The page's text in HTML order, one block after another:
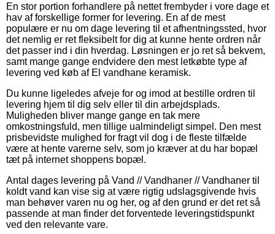
En stor portion forhandlere på nettet frembyder i vore dage et
hav af forskellige former for levering. En af de mest
populære er nu om dage levering til et afhentningssted, hvor
det nemlig er ret fleksibelt for dig at kunne hente ordren når
det passer ind i din hverdag. Løsningen er jo ret så bekvem,
samt mange gange endvidere den mest letkøbte type af
levering ved køb af El vandhane keramisk.
Du kunne ligeledes afveje for og imod at bestille ordren til
levering hjem til dig selv eller til din arbejdsplads.
Muligheden bliver mange gange en tak mere
omkostningsfuld, men tillige ualmindeligt simpel. Den mest
prisbevidste mulighed for fragt vil dog i de fleste tilfælde
være at hente varerne selv, som jo kræver at du har bopæl
tæt på internet shoppens bopæl.
Antal dages levering på Vand // Vandhaner // Vandhaner til
koldt vand kan vise sig at være rigtig udslagsgivende hvis
man behøver varen nu og her, og af den grund er det ret så
passende at man finder det forventede leveringstidspunkt
ved den relevante vare.